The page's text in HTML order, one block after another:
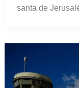
santa de